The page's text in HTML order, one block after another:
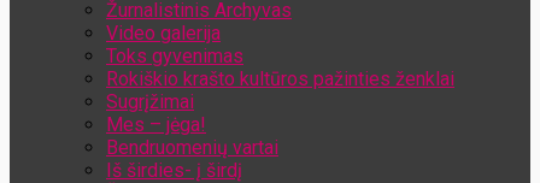
Žurnalistinis Archyvas
Video galerija
Toks gyvenimas
Rokiškio krašto kultūros pažinties ženklai
Sugrįžimai
Mes – jėga!
Bendruomenių vartai
Iš širdies- į širdį